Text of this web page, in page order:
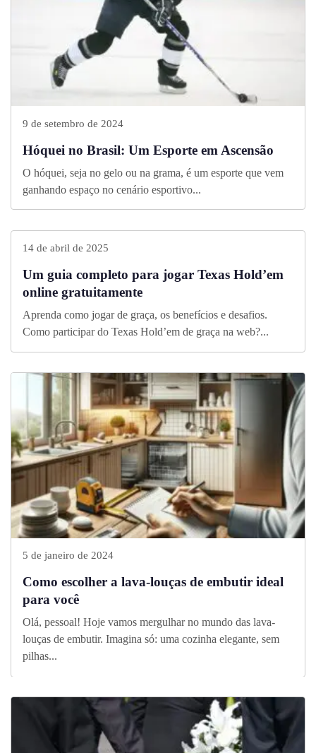
9 de setembro de 2024
Hóquei no Brasil: Um Esporte em Ascensão
O hóquei, seja no gelo ou na grama, é um esporte que vem
ganhando espaço no cenário esportivo...
14 de abril de 2025
Um guia completo para jogar Texas Hold’em
online gratuitamente
Aprenda como jogar de graça, os benefícios e desafios.
Como participar do Texas Hold’em de graça na web?...
5 de janeiro de 2024
Como escolher a lava-louças de embutir ideal
para você
Olá, pessoal! Hoje vamos mergulhar no mundo das lava-
louças de embutir. Imagina só: uma cozinha elegante, sem
pilhas...